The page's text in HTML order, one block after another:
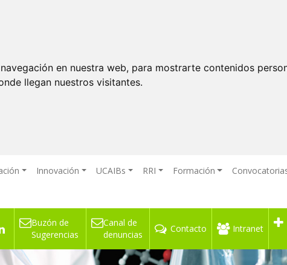
en nuestra web, para mostrarte contenidos
llegan nuestros visitantes.
Innovación UCAIBs RRI Formación
Buzón de
Sugerencias
Canal de
denuncias
Contacto Intranet